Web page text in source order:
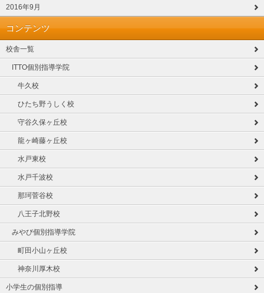
2016年9月
コンテンツ
校舎一覧
ITTO個別指導学院
牛久校
ひたち野うしく校
守谷久保ヶ丘校
龍ヶ崎藤ヶ丘校
水戸東校
水戸千波校
那珂菅谷校
八王子北野校
みやび個別指導学院
町田小山ヶ丘校
神奈川厚木校
小学生の個別指導